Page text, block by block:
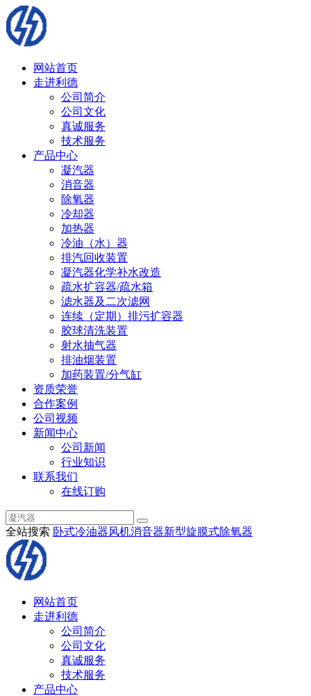
网站首页
走进利德
公司简介
公司文化
真诚服务
技术服务
产品中心
凝汽器
消音器
除氧器
冷却器
加热器
冷油（水）器
排汽回收装置
凝汽器化学补水改造
疏水扩容器/疏水箱
滤水器及二次滤网
连续（定期）排污扩容器
胶球清洗装置
射水抽气器
排油烟装置
加药装置/分气缸
资质荣誉
合作案例
公司视频
新闻中心
公司新闻
行业知识
联系我们
在线订购
全站搜索 卧式冷油器风机消音器新型旋膜式除氧器
网站首页
走进利德
公司简介
公司文化
真诚服务
技术服务
产品中心